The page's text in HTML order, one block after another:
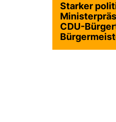
Starker
CDU-